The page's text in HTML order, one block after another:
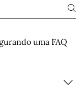
uma FAQ